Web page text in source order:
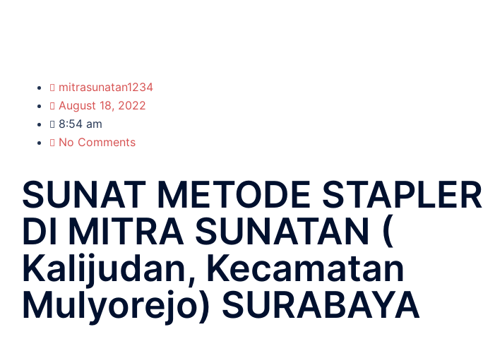
mitrasunatan1234
August 18, 2022
8:54 am
No Comments
SUNAT METODE STAPLER
DI MITRA SUNATAN (
Kalijudan, Kecamatan
Mulyorejo) SURABAYA